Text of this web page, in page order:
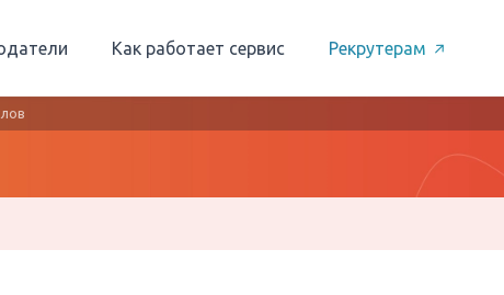
Как работает сервис Рекрутерам